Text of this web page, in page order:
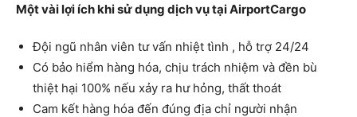
Một vài lợi ích khi sử dụng dịch vụ tại AirportCargo
Đội ngũ nhân viên tư vấn nhiệt tình , hỗ trợ 24/24
Có bảo hiểm hàng hóa, chịu trách nhiệm và đền bù
thiệt hại 100% nếu xảy ra hư hỏng, thất thoát
Cam kết hàng hóa đến đúng địa chỉ người nhận